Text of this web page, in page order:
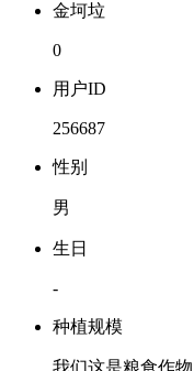
金坷垃
0
用户ID
256687
性别
男
生日
-
种植规模
我们这是粮食作